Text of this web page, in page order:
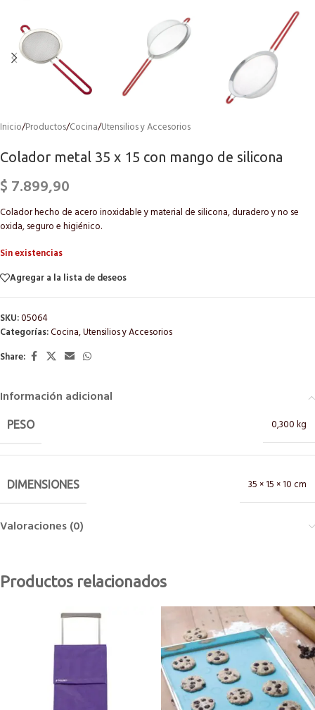
Inicio/Productos/Cocina/Utensilios y Accesorios
Colador metal 35 x 15 con mango de silicona
$ 7.899,90
Colador hecho de acero inoxidable y material de silicona, duradero y no se
oxida, seguro e higiénico.
Sin existencias
Agregar a la lista de deseos
SKU:05064
Categorías:Cocina,Utensilios y Accesorios
Share:
Información adicional
PESO 0,300 kg
DIMENSIONES 35 × 15 × 10 cm
Valoraciones (0)
Productos relacionados